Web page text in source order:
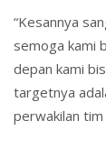
“Kesannya
semoga kami
depan kami
targetnya
perwakilan